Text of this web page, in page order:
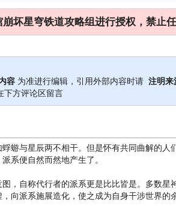
坏星穹铁道攻略组进行授权，禁止任
容 为准进行编辑，引用外部内容时请 注明来
下方评论区留言
蝣与星辰两不相干。但是怀有共同曲解的
系便自然而然地产生了。
，自称代行者的派系更是比比皆是。多数
向派系施展造化，使之成为自身干涉世界的余